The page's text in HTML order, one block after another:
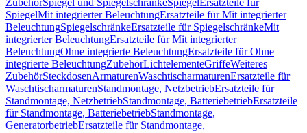
ZubehörSpiegel und SpiegelschränkeSpiegel Ersatzteile für
SpiegelMit integrierter BeleuchtungErsatzteile für Mit integrierter
BeleuchtungSpiegelschränkeErsatzteile für SpiegelschränkeMit
integrierter BeleuchtungErsatzteile für Mit integrierter
BeleuchtungOhne integrierte BeleuchtungErsatzteile für Ohne
integrierte BeleuchtungZubehörLichtelementeGriffeWeiteres
ZubehörSteckdosenArmaturenWaschtischarmaturenErsatzteile für
WaschtischarmaturenStandmontage, NetzbetriebErsatzteile für
Standmontage, NetzbetriebStandmontage, BatteriebetriebErsatzteile
für Standmontage, BatteriebetriebStandmontage,
GeneratorbetriebErsatzteile für Standmontage,